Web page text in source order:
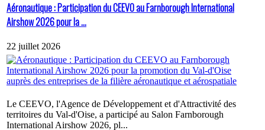
Aéronautique : Participation du CEEVO au Farnborough International
Airshow 2026 pour la ...
22 juillet 2026
Le CEEVO, l'Agence de Développement et d'Attractivité des
territoires du Val-d'Oise, a participé au Salon Farnborough
International Airshow 2026, pl...